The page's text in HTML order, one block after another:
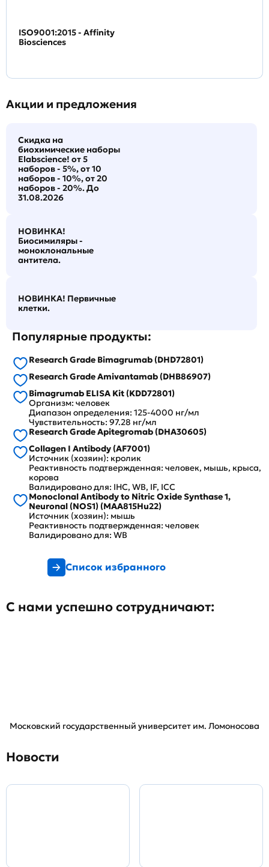
ISO9001:2015 - Affinity
Biosciences
Акции и предложения
Скидка на
биохимические наборы
Elabscience! от 5
наборов - 5%, от 10
наборов - 10%, от 20
наборов - 20%. До
31.08.2026
НОВИНКА!
Биосимиляры -
моноклональные
антитела.
НОВИНКА! Первичные
клетки.
Популярные продукты:
Research Grade Bimagrumab (DHD72801)
Research Grade Amivantamab (DHB86907)
Bimagrumab ELISA Kit (KDD72801)
Организм: человек
Диапазон определения: 125-4000 нг/мл
Чувствительность: 97.28 нг/мл
Research Grade Apitegromab (DHA30605)
Collagen I Antibody (AF7001)
Источник (хозяин): кролик
Реактивность подтвержденная: человек, мышь, крыса,
корова
Валидировано для: IHC, WB, IF, ICC
Monoclonal Antibody to Nitric Oxide Synthase 1,
Neuronal (NOS1) (MAA815Hu22)
Источник (хозяин): мышь
Реактивность подтвержденная: человек
Валидировано для: WB
Список избранного
С нами успешно сотрудничают:
Московский государственный университет им. Ломоносова
Новости